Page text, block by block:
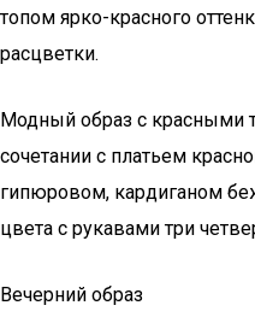
топом ярко-красного
расцветки.
Модный образ с красными
сочетании с платьем
гипюровом, кардиганом
цвета с рукавами три
Вечерний образ